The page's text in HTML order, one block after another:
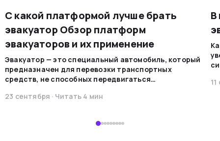
С какой платформой лучше брать
эвакуатор Обзор платформ
эвакуаторов и их применение
Эвакуатор — это специальный автомобиль, который
предназначен для перевозки транспортных
средств, не способных передвигаться
машины обеспечивают безопасную
23 сентября · Читать 4 мин
В